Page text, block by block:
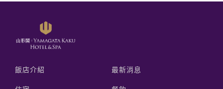
飯店介紹 最新消息